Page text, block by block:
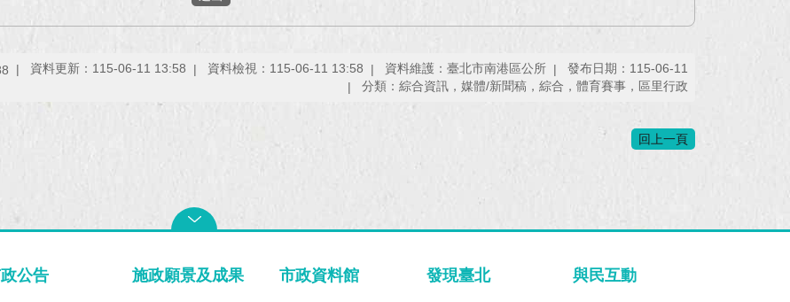
資料更新：115-06-11 13:58 資料檢視：115-06-11 13:58 資料維護：臺北市南港區公所
發布日期：115-06-11
分類：綜合資訊，媒體/新聞稿，綜合，體育賽事，區里行政
回上一頁
公告 施政願景及成果 市政資料館 發現臺北 與民互動